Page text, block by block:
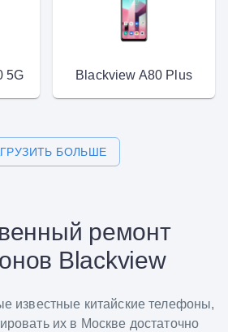
5G Blackview A80 Plus
БОЛЬШЕ
ремонт
Blackview
известные китайские телефоны,
их в Москве достаточно